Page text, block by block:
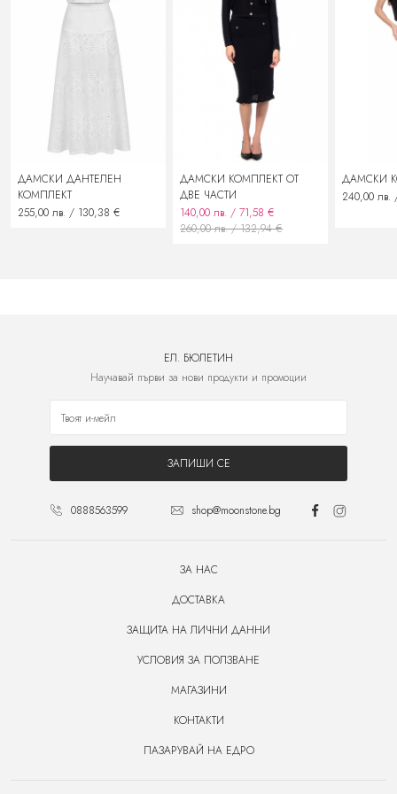
замяна на стоката с нова
подмяна със сходен продукт
възстановяване на заплатената сума
ДАМСКИ ДАНТЕЛЕН
КОМПЛЕКТ
255,00 лв. / 130,38 €
ДАМСКИ КОМПЛЕКТ ОТ
ДВЕ ЧАСТИ
140,00 лв. / 71,58 €
260,00 лв. / 132,94 €
ДАМСКИ
240,00
ЕЛ. БЮЛЕТИН
Научавай първи за нови продукти и промоции
ЗАПИШИ СЕ
0888563599 shop@moonstone.bg
ЗА НАС
ДОСТАВКА
ЗАЩИТА НА ЛИЧНИ ДАННИ
УСЛОВИЯ ЗА ПОЛЗВАНЕ
МАГАЗИНИ
КОНТАКТИ
ПАЗАРУВАЙ НА ЕДРО